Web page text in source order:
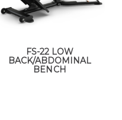
FS-22 LOW
BACK/ABDOMINAL
BENCH